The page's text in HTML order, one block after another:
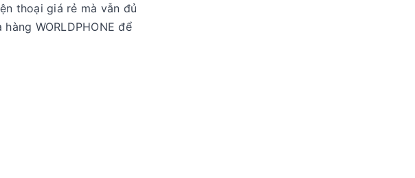
thoại giá rẻ mà vẫn đủ
WORLDPHONE để